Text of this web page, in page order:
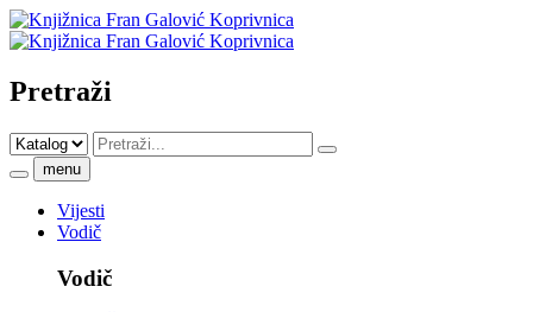
Pretraži
menu
Vijesti
Vodič
Vodič